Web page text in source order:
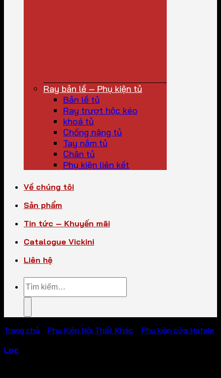
Ray bản lề – Phụ kiện tủ
Bản lề tủ
Ray trượt hộc kéo
khoá tủ
Chống nâng tủ
Tay nắm tủ
Chân tủ
Phụ kiện liên kết
Về chúng tôi
Sản phẩm
Tin tức – Khuyến mãi
Catalogue Vickini
Liên hệ
Tìm
kiếm:
Trang chủ Phụ Kiện Nội Thất Khác
Phụ kiện cửa Hafele
Lọc